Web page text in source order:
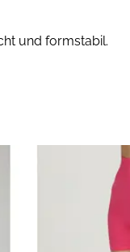
und formstabil.